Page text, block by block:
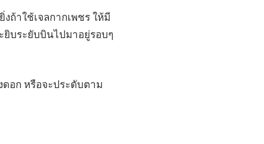
ถ้าใช้เจลกากเพชร ให้มี
ยิบระยับบินไปมาอยู่รอบๆ
อก หรือจะประดับตาม